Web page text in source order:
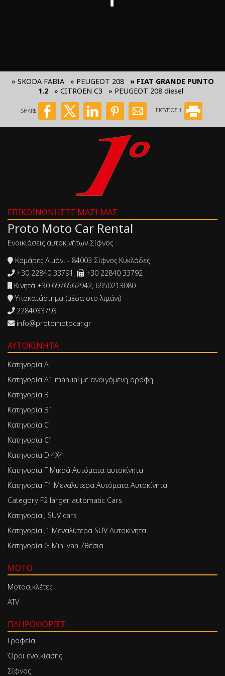
» SKODA FABIA » PEUGEOT 208
» FIAT GRANDE PUNTO
1.2
» CITROEN C3 » PEUGEOT 208 diesel
SHARE ΕΚΤΥΠΩΣΗ
ΕΠΙΚΟΙΝΩΝΉΣΤΕ ΜΑΖΊ ΜΑΣ
Proto Moto Car Rental
Ενοικιάσεις αυτοκινήτων Σίφνος
Καμάρες Λιμάνι - 84003 Σίφνος Κυκλάδες
+30 22840 33791,
+30 22840 33792
Κινητά +30 6976562942, 6950213080
Υποκατάστημα (μέσα στο λιμάνι)
2284033793
info@protomotocar.gr
ΑΥΤΟΚΊΝΗΤΑ
Κατηγορία Α
Κατηγορία Α1 manual με ανοιγόμενη οροφή
Κατηγορία Β
Κατηγορία Β1
Κατηγορία C
Κατηγορία C1
Κατηγορία D 4X4
Κατηγορία F Μικρά Αυτόματα αυτοκίνητα
Κατηγορία F1 Μεγαλύτερα Αυτόματα Αυτοκίνητα
Category F2 larger automatic Cars
Κατηγορία J SUV cars
Κατηγορία J1 Μεγαλύτερα SUV Αυτοκίνητα
Κατηγορία G Mini van 7θέσια
MOTO
Μοτοσικλέτες
ATV
ΠΛΗΡΟΦΟΡΊΕΣ
Γραφεία
Όροι ενοικίασης
Σίφνος